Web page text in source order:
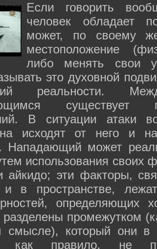
Если говорить
человек обладает
может, по своему
местоположение
либо менять свои
это духовной
реальности.
существует
В ситуации атаки
исходят от него и
Нападающий может
использования своих
айкидо; эти факторы,
и в пространстве,
определяющих
разделены промежутком
смысле), который они в
как правило, не